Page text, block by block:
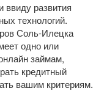
ввиду развития
технологий.
Соль-Илецка
одно или
займам,
кредитный
вашим критериям.